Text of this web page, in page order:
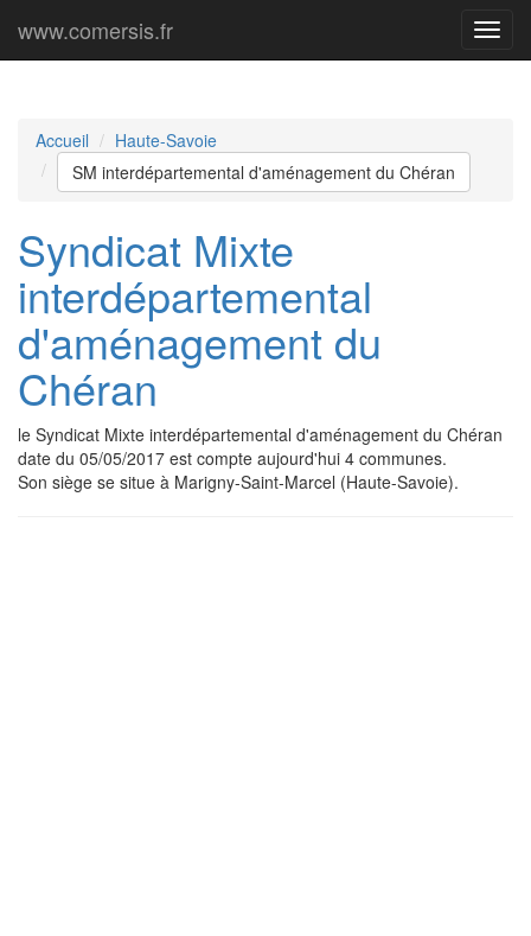
Menu
www.comersis.fr
Accueil
Haute-Savoie
SM interdépartemental d'aménagement du Chéran
Syndicat Mixte
interdépartemental
d'aménagement du
Chéran
le Syndicat Mixte interdépartemental d'aménagement du Chéran
date du 05/05/2017 est compte aujourd'hui 4 communes.
Son siège se situe à Marigny-Saint-Marcel (Haute-Savoie).